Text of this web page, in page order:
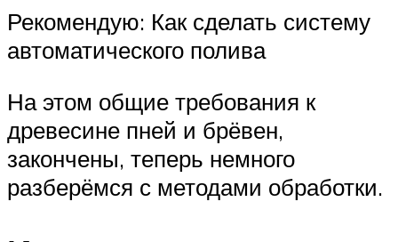
Рекомендую: Как сделать систему
автоматического полива
На этом общие требования к
древесине пней и брёвен,
закончены, теперь немного
разберёмся с методами обработки.